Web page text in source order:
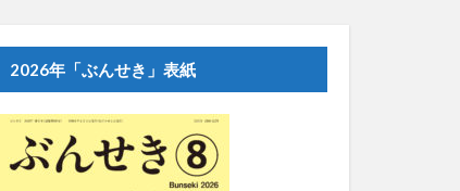
2026年「ぶんせき」表紙